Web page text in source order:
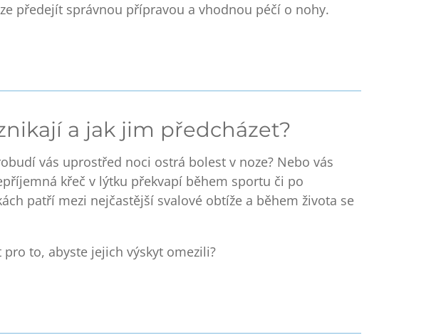
předejít správnou přípravou a vhodnou péčí o nohy.
a jak jim předcházet?
vás uprostřed noci ostrá bolest v noze? Nebo vás
křeč v lýtku překvapí během sportu či po
patří mezi nejčastější svalové obtíže a během života se
to, abyste jejich výskyt omezili?